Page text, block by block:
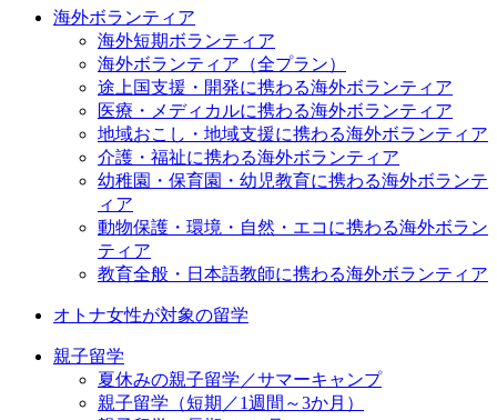
海外ボランティア
海外短期ボランティア
海外ボランティア（全プラン）
途上国支援・開発に携わる海外ボランティア
医療・メディカルに携わる海外ボランティア
地域おこし・地域支援に携わる海外ボランティア
介護・福祉に携わる海外ボランティア
幼稚園・保育園・幼児教育に携わる海外ボランテ
ィア
動物保護・環境・自然・エコに携わる海外ボラン
ティア
教育全般・日本語教師に携わる海外ボランティア
オトナ女性が対象の留学
親子留学
夏休みの親子留学／サマーキャンプ
親子留学（短期／1週間～3か月）